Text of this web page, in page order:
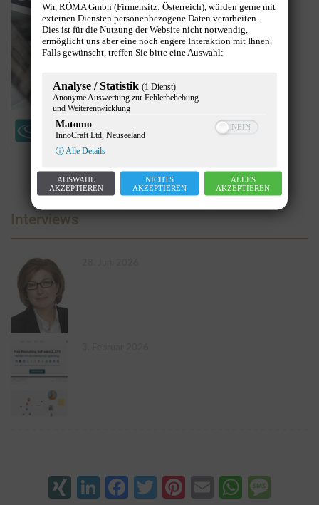
Interviews
XINGLinkedIn
Facebook
Twitter
Pinterest
Email
Wir, RÖMA Gmbh (Firmensitz: Österreich), würden gerne mit
externen Diensten personenbezogene Daten verarbeiten.
Dies ist für die Nutzung der Website nicht notwendig,
ermöglicht uns aber eine noch engere Interaktion mit Ihnen.
Falls gewünscht, treffen Sie bitte eine Auswahl:
Analyse / Statistik (1 Dienst)
Anonyme Auswertung zur Fehlerbehebung
und Weiterentwicklung
Matomo
InnoCraft Ltd, Neuseeland
ⓘ Alle Details
AUSWAHL
AKZEPTIEREN
NICHTS
AKZEPTIEREN
ALLES
AKZEPTIEREN